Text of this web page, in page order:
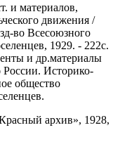
и материалов,
движения /
во Всесоюзного
1929. - 222с.
и др.материалы
Историко-
общество
архив», 1928,